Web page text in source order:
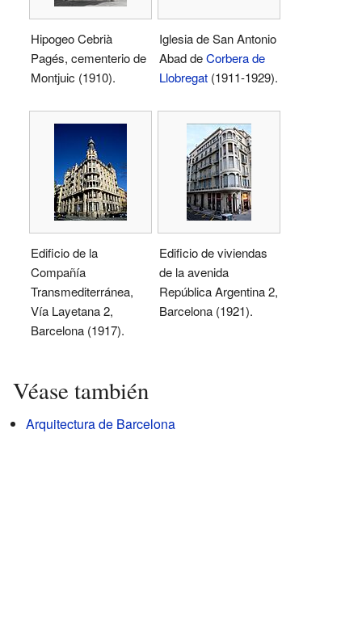
Hipogeo Cebrià
Pagés, cementerio de
Montjuic (1910).
Iglesia de San Antonio
Abad deCorbera de
Llobregat (1911-1929).
Edificio de la
Compañía
Transmediterránea,
Vía Layetana 2,
Barcelona (1917).
Edificio de viviendas
de la avenida
República Argentina 2,
Barcelona (1921).
Véase también
Arquitectura de Barcelona